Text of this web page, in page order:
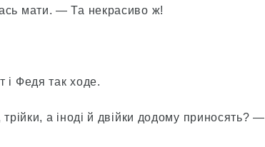
мати. — Та некрасиво ж!
Федя так ходе.
а іноді й двійки додому приносять? —